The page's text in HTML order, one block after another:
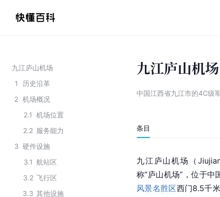
九江庐山机场
1
历史沿革
2 机场概况
2.1 机场位置
2.2 服务能力
3 硬件设施
3.1 航站区
3.2 飞行区
3.3 其他设施
九江庐山机场
中国江西省九江市的4C级
条目
九江庐山机场（
称“庐山机场”，位于中
风景名胜区西门8.5千